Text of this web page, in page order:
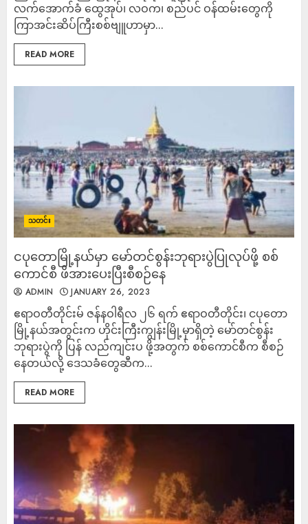
လက်အောက်ခံ ထွေအုပ်၊ လဝက၊ စည်ပင် ဝန်ထမ်းတွေကို
ကြာအင်းဆိပ်ကြီးစစ်ဗျူဟာမှာ...
READ MORE
သတင်း
ငပုတောမြို့နယ်မှာ မော်တင်စွန်းဘုရားပွဲပြုလုပ်ဖို့ စစ်
ကောင်စီ ဖိအားပေးပြီးစီစဉ်နေ
ADMIN JANUARY 26, 2023
ဧရာဝတီတိုင်းမ် ဇန်နဝါရီလ ၂၆ ရက် ဧရာဝတီတိုင်း၊ ငပုတော
မြို့နယ်အတွင်းက ဟိုင်းကြီးကျွန်းမြို့မှာရှိတဲ့ မော်တင်စွန်း
ဘုရားပွဲကို ပြန် လည်ကျင်းပ ဖို့အတွက် စစ်ကောင်စီက စီစဉ်
နေတယ်လို့ ဒေသခံတွေဆီက...
READ MORE